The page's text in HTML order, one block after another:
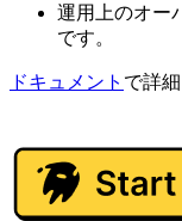
運用上のオー
です。
ドキュメント で詳